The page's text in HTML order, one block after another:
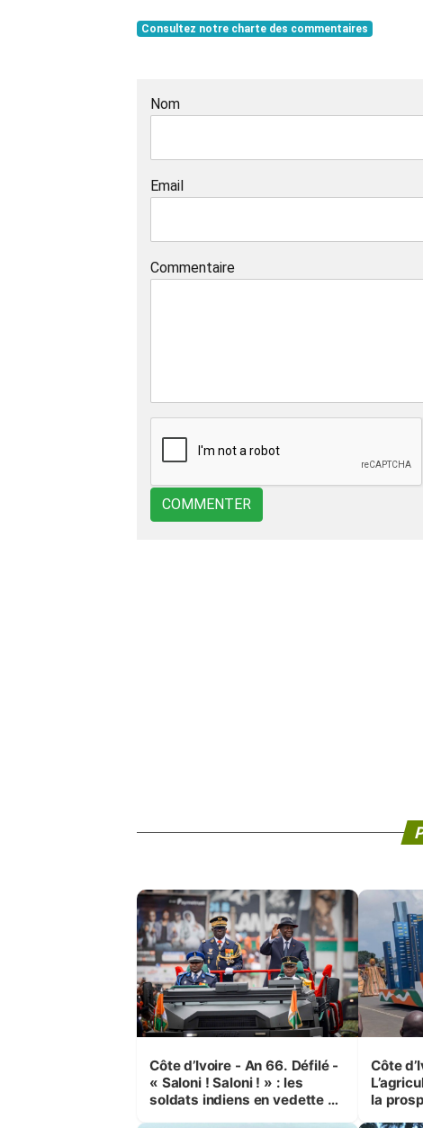
Consultez notre charte des commentaires
Nom
Email
Commentaire
COMMENTER
Côte d’Ivoire - An 66. Défilé -
« Saloni ! Saloni ! » : les
soldats indiens en vedette à
Côte
la